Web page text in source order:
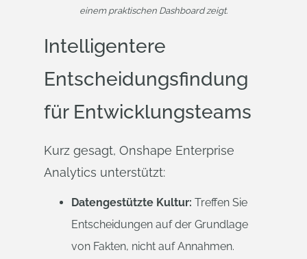
einem praktischen Dashboard zeigt.
Intelligentere
Entscheidungsfindung
für Entwicklungsteams
Kurz gesagt, Onshape Enterprise
Analytics unterstützt:
Datengestützte Kultur: Treffen Sie
Entscheidungen auf der Grundlage
von Fakten, nicht auf Annahmen.